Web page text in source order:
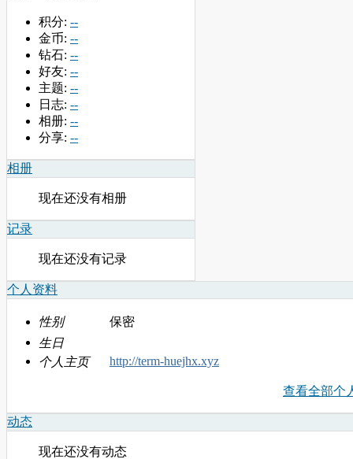
积分: --
金币: --
钻石: --
好友: --
主题: --
日志: --
相册: --
分享: --
相册
现在还没有相册
记录
现在还没有记录
个人资料
性别
保密
生日
个人主页
http://term-huejhx.xyz
查看全部个
动态
现在还没有动态